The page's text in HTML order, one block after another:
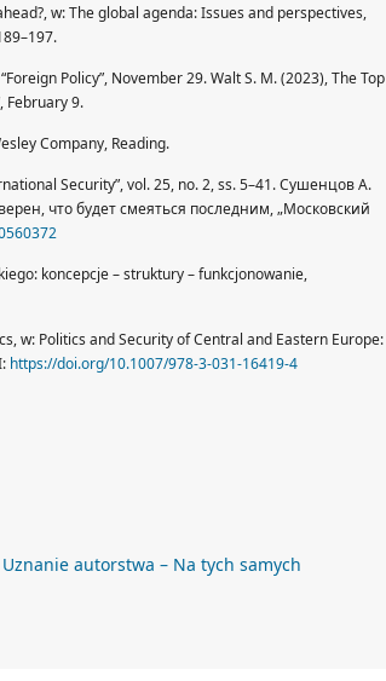
w: The global agenda: Issues and perspectives,
Policy”, November 29. Walt S. M. (2023), The Top
February 9.
Company, Reading.
Security”, vol. 25, no. 2, ss. 5–41. Сушенцов А.
что будет смеяться последним, „Московский
koncepcje – struktury – funkcjonowanie,
w: Politics and Security of Central and Eastern Europe:
https://doi.org/10.1007/978-3-031-16419-4
autorstwa – Na tych samych